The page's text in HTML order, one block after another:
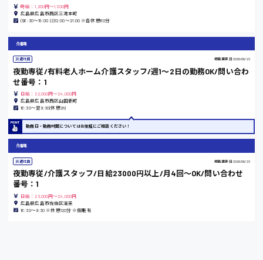
東京都
島根県
香川県
愛知県
時給1200円〜
時給1100円〜
時給：1,200円～1,300円
広島県広島市西区三滝本町
(1)6:30〜15:00 (2)12:00〜21:00 ※各休憩60分
介護職
派遣社員 掲載更新日 2026/06/23
夜勤専従/有料老人ホーム介護スタッフ/週1〜2日の勤務OK/問い合わ
せ番号：1
日給：22,000円～24,000円
広島県広島市西区山田新町
16:30〜翌9:30(休憩2h)
勤務日・勤務時間についてはお気軽にご相談ください！
介護職
派遣社員 掲載更新日 2026/06/23
夜勤専従/介護スタッフ/日給23000円以上/月4回〜OK/問い合わせ
番号：1
日給：23,000円～24,000円
広島県広島市佐伯区湯来
16:30〜9:30 ※休憩120分 ※仮眠有